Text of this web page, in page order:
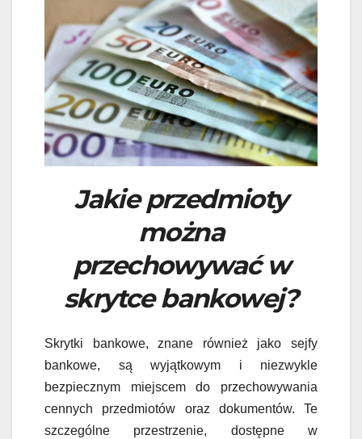
Jakie przedmioty
można
przechowywać w
skrytce bankowej?
Skrytki bankowe, znane również jako sejfy
bankowe, są wyjątkowym i niezwykle
bezpiecznym miejscem do przechowywania
cennych przedmiotów oraz dokumentów. Te
szczególne przestrzenie, dostępne w